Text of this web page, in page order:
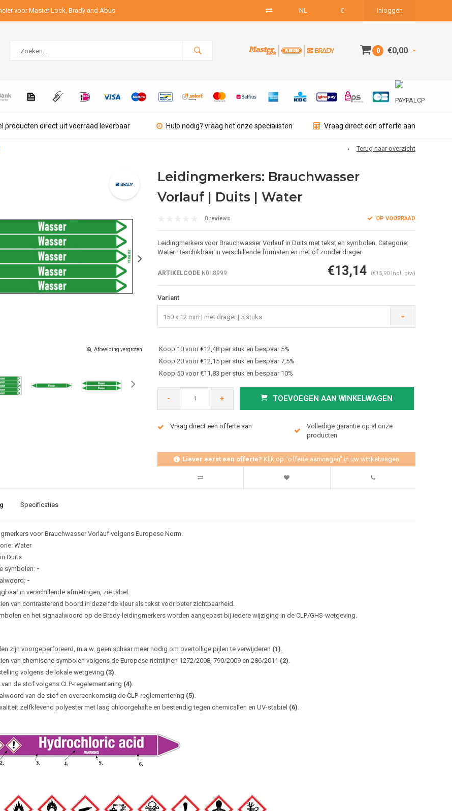
voor Master Lock, Brady and Abus NL € Inloggen
0 €0,00
producten direct uit voorraad leverbaar Hulp nodig? vraag het onze specialisten Vraag direct een offerte aan
Terug naar overzicht
Afbeelding vergroten Afbeelding vergroten
Leidingmerkers: Brauchwasser
Vorlauf | Duits | Water
0 reviews OP VOORRAAD
Leidingmerkers voor Brauchwasser Vorlauf in Duits met tekst en symbolen. Categorie:
Water. Beschikbaar in verschillende formaten en met of zonder drager.
ARTIKELCODEN018999 €13,14 (€15,90 Incl. btw)
Variant
150 x 12 mm | met drager | 5 stuks
Koop 10 voor €12,48 per stuk en bespaar 5%
Koop 20 voor €12,15 per stuk en bespaar 7,5%
Koop 50 voor €11,83 per stuk en bespaar 10%
- + TOEVOEGEN AAN WINKELWAGEN
Vraag direct een offerte aan
Volledige garantie op al onze
producten
Liever eerst een offerte? Klik op "offerte aanvragen" in uw winkelwagen
Specificaties
voor Brauchwasser Vorlauf volgens Europese Norm.
Water
Duits
symbolen: -
-
in verschillende afmetingen, zie tabel.
van contrasterend boord in dezelfde kleur als tekst voor beter zichtbaarheid.
en het signaalwoord op de Brady-leidingmerkers worden aangepast bij iedere wijziging in de CLP/GHS-wetgeving.
zijn voorgeperforeerd, m.a.w. geen schaar meer nodig om overtollige pijlen te verwijderen (1)
van chemische symbolen volgens de Europese richtlijnen 1272/2008, 790/2009 en 286/2011 (2)
volgens de lokale wetgeving (3)
van de stof volgens CLP-regelementering (4)
van de stof en overeenkomstig de CLP-reglementering (5)
zelfklevend polyester met laag chloorgehalte en bestendig tegen chemicalïen en UV-stabiel (6)